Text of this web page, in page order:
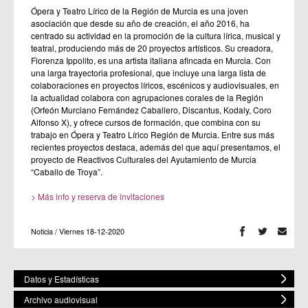
Ópera y Teatro Lírico de la Región de Murcia es una joven
asociación que desde su año de creación, el año 2016, ha
centrado su actividad en la promoción de la cultura lírica, musical y
teatral, produciendo más de 20 proyectos artísticos. Su creadora,
Fiorenza Ippolito, es una artista italiana afincada en Murcia. Con
una larga trayectoria profesional, que incluye una larga lista de
colaboraciones en proyectos líricos, escénicos y audiovisuales, en
la actualidad colabora con agrupaciones corales de la Región
(Orfeón Murciano Fernández Caballero, Discantus, Kodaly, Coro
Alfonso X), y ofrece cursos de formación, que combina con su
trabajo en Ópera y Teatro Lírico Región de Murcia. Entre sus más
recientes proyectos destaca, además del que aquí presentamos, el
proyecto de Reactivos Culturales del Ayutamiento de Murcia
“Caballo de Troya”.
> Más info y reserva de invitaciones
Noticia / Viernes 18-12-2020
Datos y Estadísticas
Archivo audiovisual